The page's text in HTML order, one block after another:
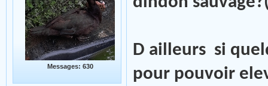
Messages: 630
D ailleurs si
pour pouvoir